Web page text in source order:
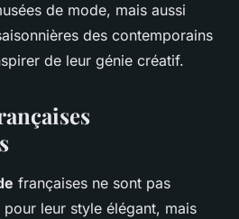
de mode, mais aussi
des contemporains
de leur génie créatif.
françaises ne sont pas
pour leur style élégant, mais